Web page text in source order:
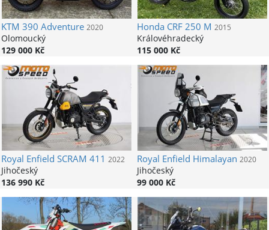
KTM 390 Adventure 2020
Olomoucký
129 000 Kč
HondaCRF 250 M 2015
Královéhradecký
115 000 Kč
Royal Enfield SCRAM 411 2022
Jihočeský
136 990 Kč
Royal Enfield Himalayan 2020
Jihočeský
99 000 Kč